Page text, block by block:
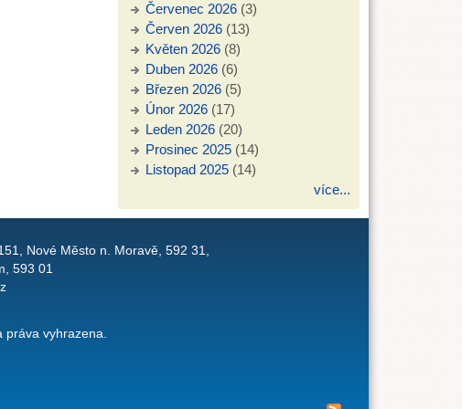
Červenec 2026 (3)
Červen 2026 (13)
Květen 2026 (8)
Duben 2026 (6)
Březen 2026 (5)
Únor 2026 (17)
Leden 2026 (20)
Prosinec 2025 (14)
Listopad 2025 (14)
více...
Nové Město n. Moravě, 592 31,
593 01
vyhrazena.